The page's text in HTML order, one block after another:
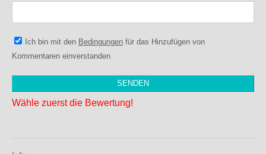
Ich bin mit den Bedingungen für das Hinzufügen von
Kommentaren einverstanden
Wähle zuerst die Bewertung!